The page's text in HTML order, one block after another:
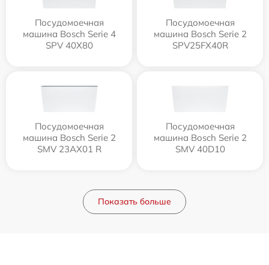
Посудомоечная
машина Bosch Serie 4
SPV 40X80
Посудомоечная
машина Bosch Serie 2
SPV25FX40R
Посудомоечная
машина Bosch Serie 2
SMV 23AX01 R
Посудомоечная
машина Bosch Serie 2
SMV 40D10
Показать больше